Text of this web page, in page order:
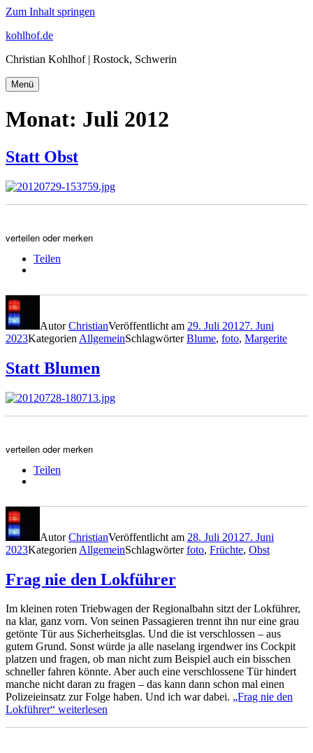
Zum Inhalt springen
kohlhof.de
Christian Kohlhof | Rostock, Schwerin
Menü
Monat: Juli 2012
Statt Obst
verteilen oder merken
Teilen
AutorChristianVeröffentlicht am 29. Juli 20127. Juni
2023Kategorien AllgemeinSchlagwörterBlume, foto, Margerite
Statt Blumen
verteilen oder merken
Teilen
AutorChristianVeröffentlicht am 28. Juli 20127. Juni
2023Kategorien AllgemeinSchlagwörterfoto, Früchte, Obst
Frag nie den Lokführer
Im kleinen roten Triebwagen der Regionalbahn sitzt der Lokführer,
na klar, ganz vorn. Von seinen Passagieren trennt ihn nur eine grau
getönte Tür aus Sicherheitsglas. Und die ist verschlossen – aus
gutem Grund. Sonst würde ja alle naselang irgendwer ins Cockpit
platzen und fragen, ob man nicht zum Beispiel auch ein bisschen
schneller fahren könnte. Aber auch eine verschlossene Tür hindert
manche nicht daran zu fragen – das kann dann schon mal einen
Polizeieinsatz zur Folge haben. Und ich war dabei. „Frag nie den
Lokführer“ weiterlesen